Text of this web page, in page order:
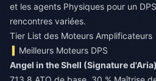
et les agents Physiques pour un
rencontres variées.
Tier List des Moteurs Amplificateurs
Meilleurs Moteurs DPS
Angel in the Shell (Signature d'Aria)